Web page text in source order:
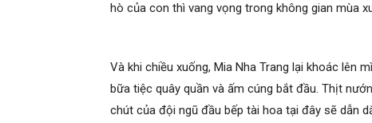
hò của con thì vang vọng trong không gian mùa
Và khi chiều xuống, Mia Nha Trang lại khoác lên
bữa tiệc quây quần và ấm cúng bắt đầu. Thịt
chút của đội ngũ đầu bếp tài hoa tại đây sẽ dẫn